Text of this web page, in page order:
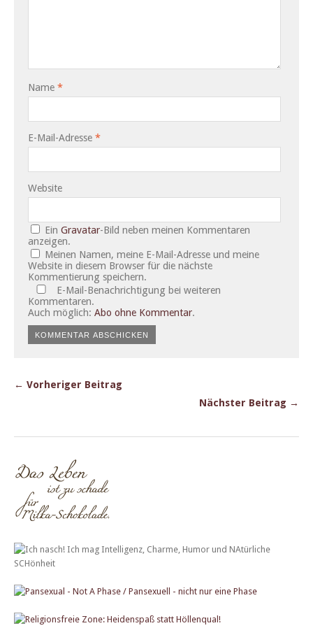
Name *
E-Mail-Adresse *
Website
EinGravatar-Bild neben meinen Kommentaren
anzeigen.
Meinen Namen, meine E-Mail-Adresse und meine
Website in diesem Browser für die nächste
Kommentierung speichern.
E-Mail-Benachrichtigung bei weiteren
Kommentaren.
Auch möglich: Abo ohne Kommentar.
← Vorheriger Beitrag
Nächster Beitrag →